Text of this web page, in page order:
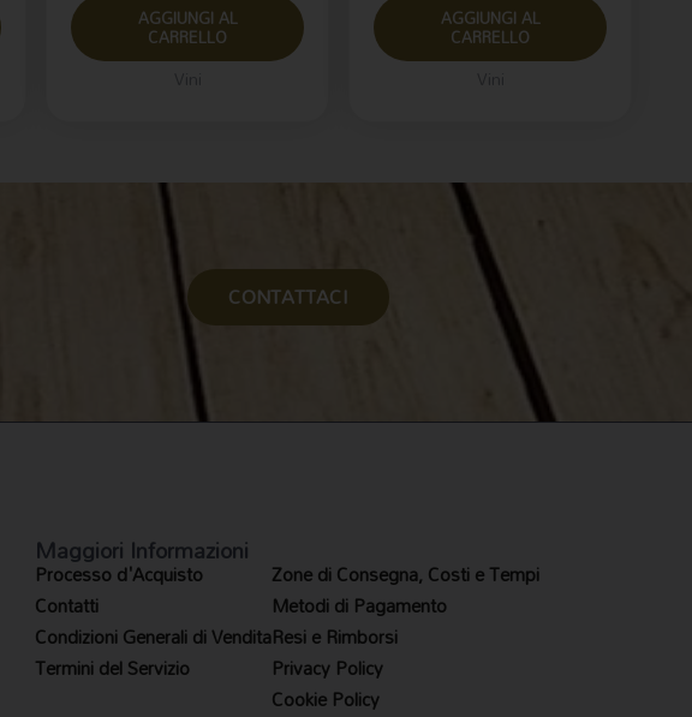
AGGIUNGI AL
CARRELLO
AGGIUNGI AL
CARRELLO
CONTATTACI
Maggiori Informazioni
Processo d'Acquisto
Contatti
Condizioni Generali di Vendita
Termini del Servizio
Zone di Consegna, Costi e Tempi
Metodi di Pagamento
Resi e Rimborsi
Privacy Policy
Cookie Policy